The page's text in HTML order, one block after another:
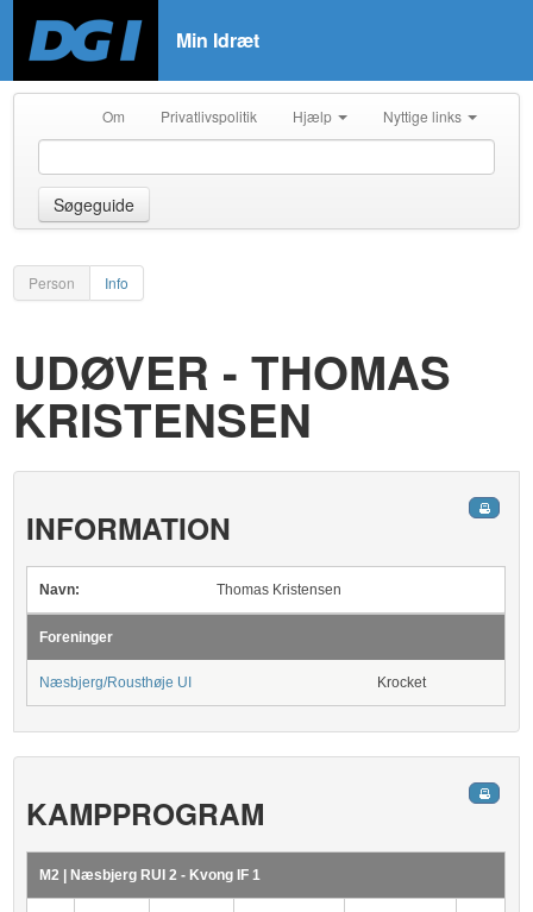
Min Idræt
Om Privatlivspolitik Hjælp Nyttige links
Søgeguide
Person Info
UDØVER - THOMAS
KRISTENSEN
INFORMATION
Navn: Thomas Kristensen
Foreninger
Næsbjerg/Rousthøje UI Krocket
KAMPPROGRAM
M2 | Næsbjerg RUI 2 - Kvong IF 1